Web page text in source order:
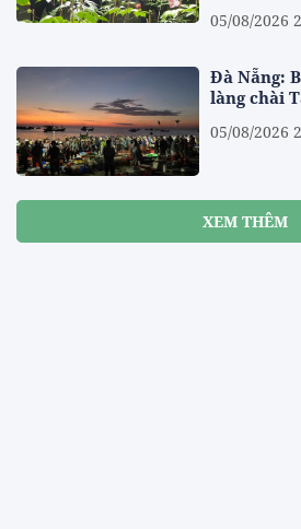
05/08/2026
Đà Nẵng:
làng chài
05/08/2026
XEM THÊM